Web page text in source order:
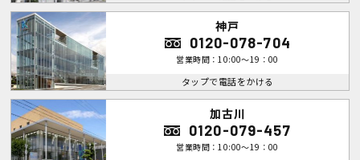
神戸
0120-078-704
営業時間：10:00～19：00
タップで電話をかける
加古川
0120-079-457
営業時間：10:00～19：00